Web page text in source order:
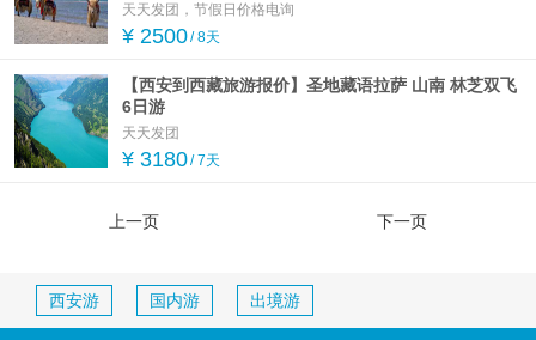
天天发团，节假日价格电询
¥ 2500/ 8天
【西安到西藏旅游报价】圣地藏语拉萨 山南 林芝双飞
6日游
天天发团
¥ 3180/ 7天
上一页 下一页
西安游 国内游 出境游